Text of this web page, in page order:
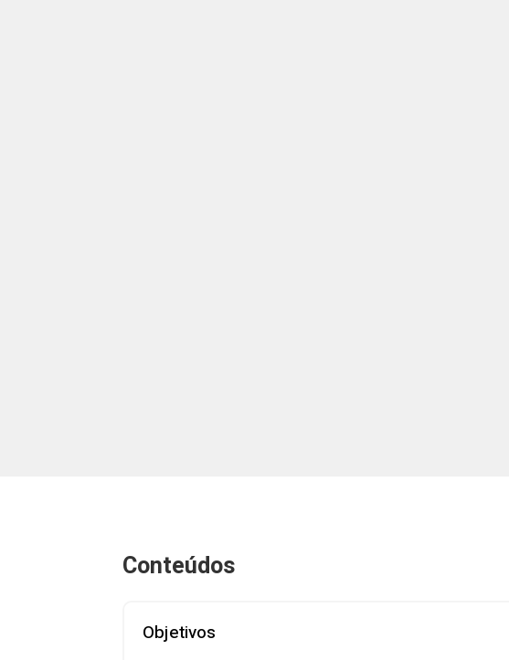
Conteúdos
Objetivos